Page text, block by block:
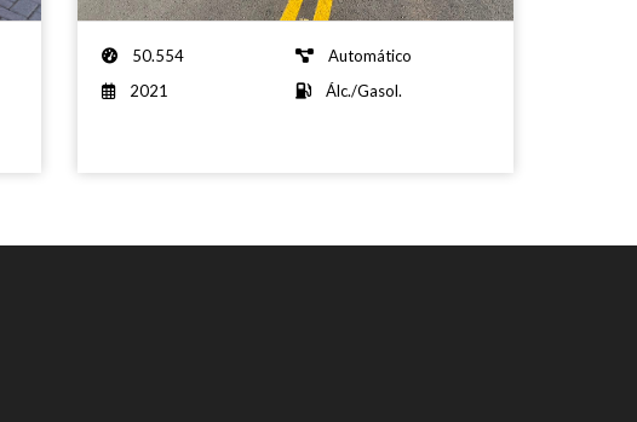
50.554
Automático
2021
Álc./Gasol.